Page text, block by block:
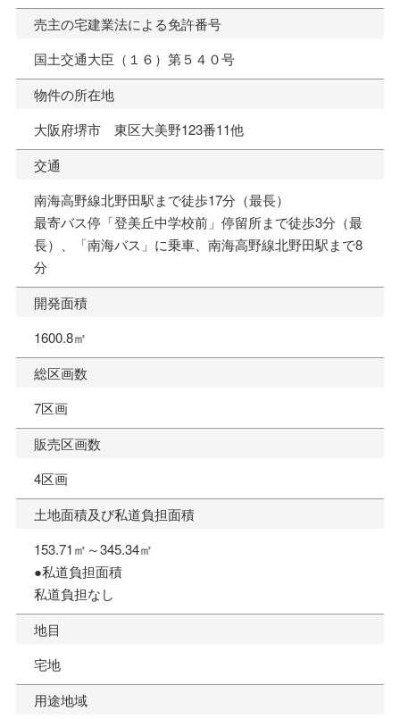
売主の宅建業法による免許番号
国土交通大臣（１６）第５４０号
物件の所在地
大阪府堺市 東区大美野123番11他
交通
南海高野線北野田駅まで徒歩17分（最長）
最寄バス停「登美丘中学校前」停留所まで徒歩3分（最
長）、「南海バス」に乗車、南海高野線北野田駅まで8
分
開発面積
1600.8㎡
総区画数
7区画
販売区画数
4区画
土地面積及び私道負担面積
153.71㎡～345.34㎡
●私道負担面積
私道負担なし
地目
宅地
用途地域